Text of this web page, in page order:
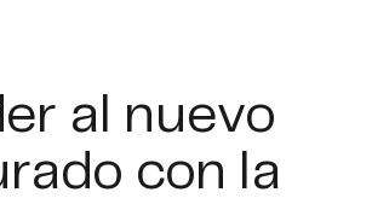
al nuevo
con la